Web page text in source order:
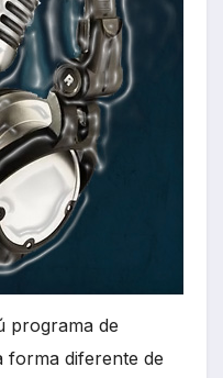
programa de
forma diferente de